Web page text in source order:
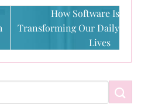
How Software Is
Transforming Our Daily
Lives